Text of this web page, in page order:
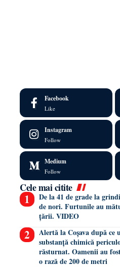
Facebook
Like
Instagram
Follow
Medium
Follow
Cele mai citite
De la 41 de grade la
de nori. Furtunile au
țării. VIDEO
Alertă la Coșava după ce
substanță chimică
răsturnat. Oamenii au
o rază de 200 de metri